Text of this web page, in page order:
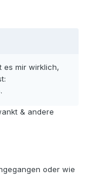
es mir wirklich,
& andere
oder wie